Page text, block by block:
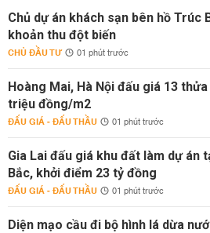
Chủ dự án khách sạn bên hồ Trúc
khoản thu đột biến
CHỦ ĐẦU TƯ 01 phút trước
Hoàng Mai, Hà Nội đấu giá 13
triệu đồng/m2
ĐẤU GIÁ - ĐẤU THẦU 01 phút trước
Gia Lai đấu giá khu đất làm dự án
Bắc, khởi điểm 23 tỷ đồng
ĐẤU GIÁ - ĐẤU THẦU 01 phút trước
Diện mạo cầu đi bộ hình lá dừa